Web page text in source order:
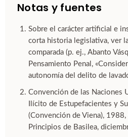
Notas y fuentes
Sobre el carácter artificial e
corta historia legislativa, ver
comparada (p. ej., Abanto
Pensamiento Penal,
autonomía del delito de
Convención de las Naciones
Ilícito de Estupefacientes y
(Convención de Viena),
Principios de Basilea,